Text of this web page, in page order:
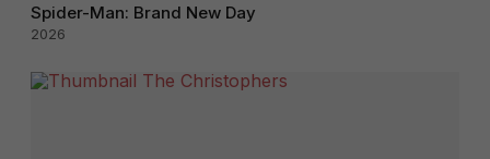
Spider-Man: Brand New Day
2026